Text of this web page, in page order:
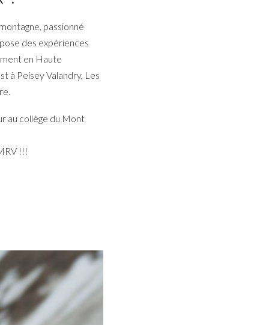
passionné
des expériences
en Haute
à Peisey Valandry, Les
au collège du Mont
!!!